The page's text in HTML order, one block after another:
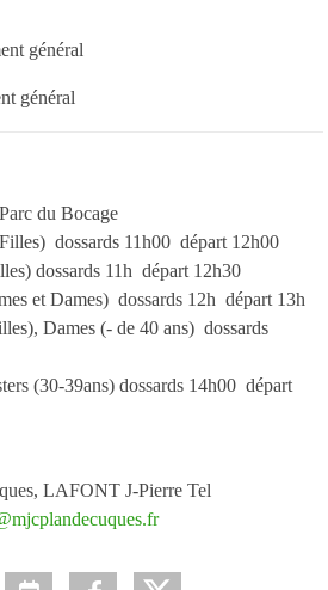
général
général
du Bocage
dossards 11h00 départ 12h00
dossards 11h départ 12h30
et Dames) dossards 12h départ 13h
Dames (- de 40 ans) dossards
(30-39ans) dossards 14h00 départ
LAFONT J-Pierre Tel